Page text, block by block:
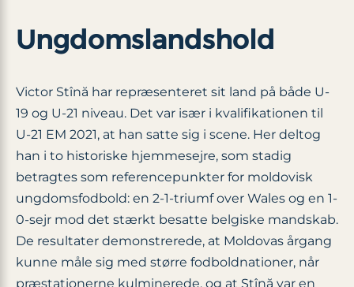
Ungdomslandshold
Victor Stînă har repræsenteret sit land på både U-
19 og U-21 niveau. Det var især i kvalifikationen til
U-21 EM 2021, at han satte sig i scene. Her deltog
han i to historiske hjemmesejre, som stadig
betragtes som referencepunkter for moldovisk
ungdomsfodbold: en 2-1‐triumf over Wales og en 1-
0‐sejr mod det stærkt besatte belgiske mandskab.
De resultater demonstrerede, at Moldovas årgang
kunne måle sig med større fodboldnationer, når
præstationerne kulminerede, og at Stînă var en